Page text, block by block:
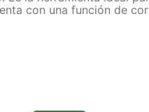
con una función de